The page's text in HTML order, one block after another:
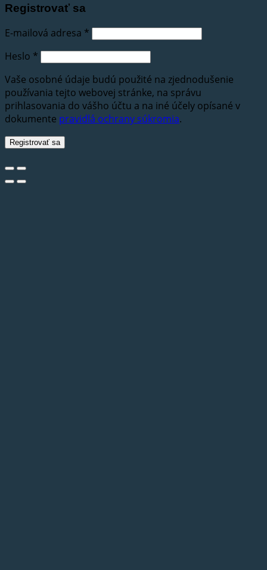
Registrovať sa
E-mailová adresa *
Heslo *
Vaše osobné údaje budú použité na zjednodušenie
používania tejto webovej stránke, na správu
prihlasovania do vášho účtu a na iné účely opísané v
dokumente pravidlá ochrany súkromia.
Registrovať sa